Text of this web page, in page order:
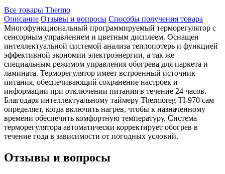
Все товары Thermo
Описание Отзывы и вопросы Способы получения товара
Многофункциональный программируемый терморегулятор с
сенсорным управлением и цветным дисплеем. Оснащен
интеллектуальной системой анализа теплопотерь и функцией
эффективной экономии электроэнергии, а так же
специальным режимом управления обогрева для паркета и
ламината. Терморегулятор имеет встроенный источник
питания, обеспечивающий сохранение настроек и
информации при отключении питания в течение 24 часов.
Благодаря интеллектуальному таймеру Thermoreg TI-970 сам
определяет, когда включить нагрев, чтобы к назначенному
времени обеспечить комфортную температуру. Система
терморегулятора автоматически корректирует обогрев в
течение года в зависимости от погодных условий.
Отзывы и вопросы